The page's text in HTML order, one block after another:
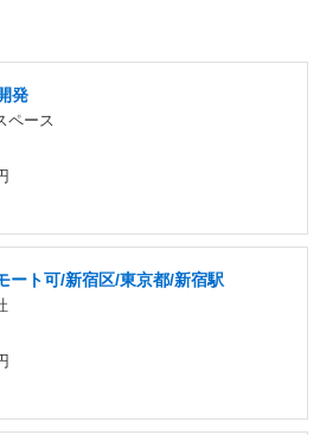
発
ペース
ート可/新宿区/東京都/新宿駅